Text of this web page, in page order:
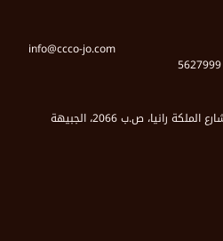
info@ccco-jo.com